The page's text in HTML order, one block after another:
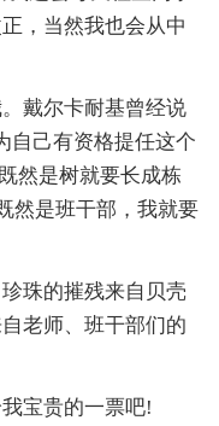
，当然我也会从中
戴尔卡耐基曾经说
自己有资格提任这个
然是树就要长成栋
然是班干部，我就要
珠的摧残来自贝壳
老师、班干部们的
宝贵的一票吧!